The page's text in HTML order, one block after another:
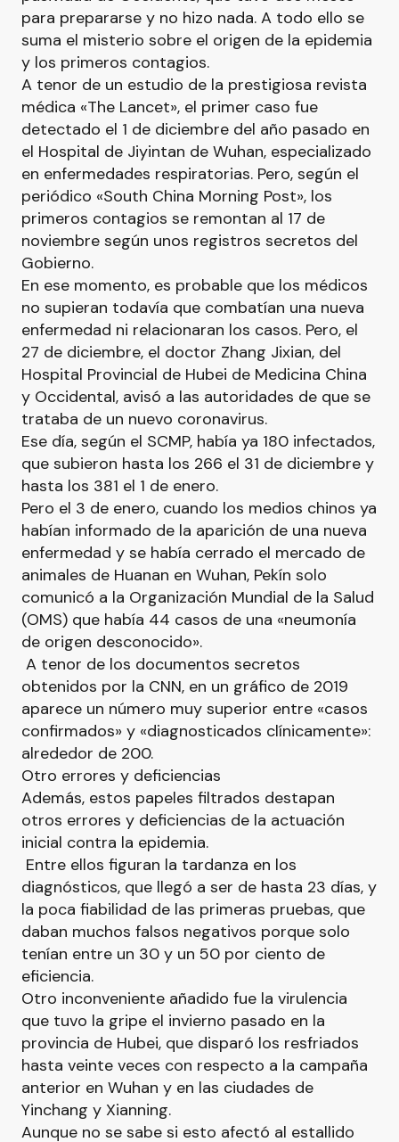
para prepararse y no hizo nada. A todo ello se
suma el misterio sobre el origen de la epidemia
y los primeros contagios.
A tenor de un estudio de la prestigiosa revista
médica «The Lancet», el primer caso fue
detectado el 1 de diciembre del año pasado en
el Hospital de Jiyintan de Wuhan, especializado
en enfermedades respiratorias. Pero, según el
periódico «South China Morning Post», los
primeros contagios se remontan al 17 de
noviembre según unos registros secretos del
Gobierno.
En ese momento, es probable que los médicos
no supieran todavía que combatían una nueva
enfermedad ni relacionaran los casos. Pero, el
27 de diciembre, el doctor Zhang Jixian, del
Hospital Provincial de Hubei de Medicina China
y Occidental, avisó a las autoridades de que se
trataba de un nuevo coronavirus.
Ese día, según el SCMP, había ya 180 infectados,
que subieron hasta los 266 el 31 de diciembre y
hasta los 381 el 1 de enero.
Pero el 3 de enero, cuando los medios chinos ya
habían informado de la aparición de una nueva
enfermedad y se había cerrado el mercado de
animales de Huanan en Wuhan, Pekín solo
comunicó a la Organización Mundial de la Salud
(OMS) que había 44 casos de una «neumonía
de origen desconocido».
A tenor de los documentos secretos
obtenidos por la CNN, en un gráfico de 2019
aparece un número muy superior entre «casos
confirmados» y «diagnosticados clínicamente»:
alrededor de 200.
Otro errores y deficiencias
Además, estos papeles filtrados destapan
otros errores y deficiencias de la actuación
inicial contra la epidemia.
Entre ellos figuran la tardanza en los
diagnósticos, que llegó a ser de hasta 23 días, y
la poca fiabilidad de las primeras pruebas, que
daban muchos falsos negativos porque solo
tenían entre un 30 y un 50 por ciento de
eficiencia.
Otro inconveniente añadido fue la virulencia
que tuvo la gripe el invierno pasado en la
provincia de Hubei, que disparó los resfriados
hasta veinte veces con respecto a la campaña
anterior en Wuhan y en las ciudades de
Yinchang y Xianning.
Aunque no se sabe si esto afectó al estallido